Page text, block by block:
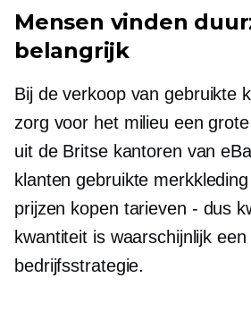
Mensen vinden
belangrijk
Bij de verkoop van gebruikte
zorg voor het milieu een
uit de Britse kantoren van
klanten gebruikte
prijzen kopen tarieven - dus
kwantiteit is waarschijnlijk
bedrijfsstrategie.